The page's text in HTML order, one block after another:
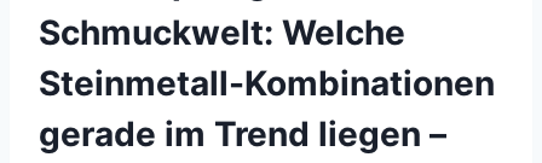
Schmuckwelt: Welche
Steinmetall-Kombinationen
gerade im Trend liegen –